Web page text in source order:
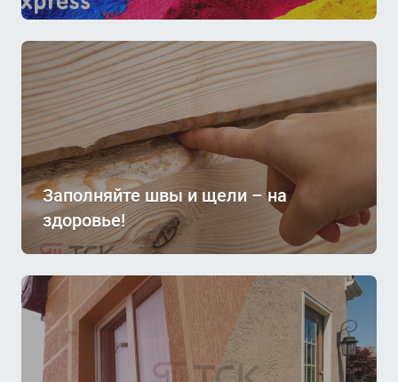
Заполняйте швы и щели – на
здоровье!